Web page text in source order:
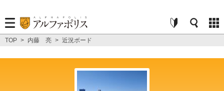
TOP > 内藤 亮 > 近況ボード